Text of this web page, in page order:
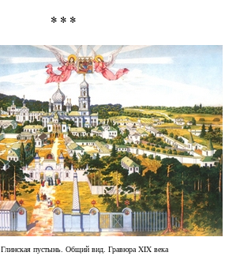
* * *
Глинская пустынь. Общий вид. Гравюра XIX века